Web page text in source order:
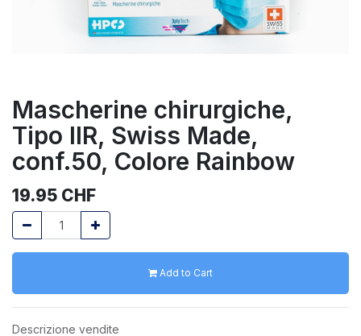
Mascherine chirurgiche,
Tipo IIR, Swiss Made,
conf.50, Colore Rainbow
19.95 CHF
Add to Cart
Descrizione vendite